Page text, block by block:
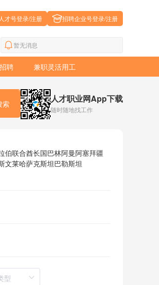
才号登录/注册 招聘企业号登录/注册
暂无消息
聘 兼职灵活用工
索 人才职业网App下载
随时随地找工作
伯联合酋长国巴林阿曼阿塞拜疆
文莱哈萨克斯坦巴勒斯坦